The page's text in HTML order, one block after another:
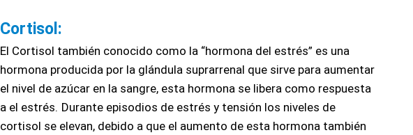
Cortisol:
El Cortisol también conocido como la “hormona del estrés” es una
hormona producida por la glándula suprarrenal que sirve para aumentar
el nivel de azúcar en la sangre, esta hormona se libera como respuesta
a el estrés. Durante episodios de estrés y tensión los niveles de
cortisol se elevan, debido a que el aumento de esta hormona también